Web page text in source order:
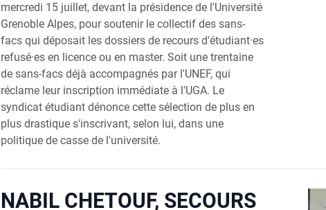
mercredi 15 juillet, devant la présidence de l'Université
Grenoble Alpes, pour soutenir le collectif des sans-
facs qui déposait les dossiers de recours d'étudiant·es
refusé·es en licence ou en master. Soit une trentaine
de sans-facs déjà accompagnés par l'UNEF, qui
réclame leur inscription immédiate à l'UGA. Le
syndicat étudiant dénonce cette sélection de plus en
plus drastique s'inscrivant, selon lui, dans une
politique de casse de l'université.
NABIL CHETOUF, SECOURS